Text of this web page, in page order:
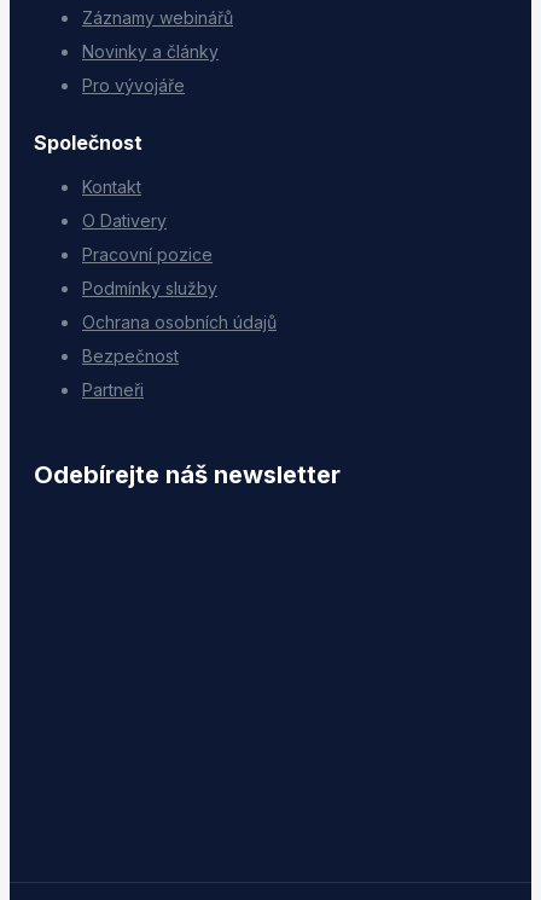
Záznamy webinářů
Novinky a články
Pro vývojáře
Společnost
Kontakt
O Dativery
Pracovní pozice
Podmínky služby
Ochrana osobních údajů
Bezpečnost
Partneři
Odebírejte náš newsletter